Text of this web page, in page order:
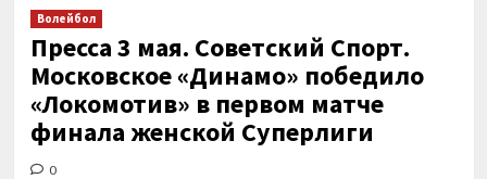
Волейбол
Пресса 3 мая. Советский Спорт.
Московское «Динамо» победило
«Локомотив» в первом матче
финала женской Суперлиги
0